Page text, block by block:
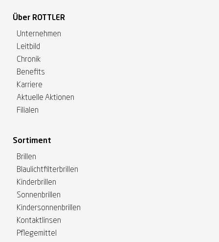
Über ROTTLER
Unternehmen
Leitbild
Chronik
Benefits
Karriere
Aktuelle Aktionen
Filialen
Sortiment
Brillen
Blaulichtfilterbrillen
Kinderbrillen
Sonnenbrillen
Kindersonnenbrillen
Kontaktlinsen
Pflegemittel